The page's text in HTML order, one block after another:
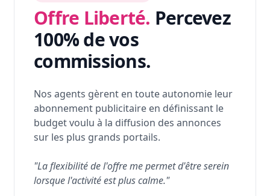
Offre Liberté. Percevez
100% de vos
commissions.
Nos agents gèrent en toute autonomie leur
abonnement publicitaire en définissant le
budget voulu à la diffusion des annonces
sur les plus grands portails.
"La flexibilité de l'offre me permet d'être serein
lorsque l'activité est plus calme."